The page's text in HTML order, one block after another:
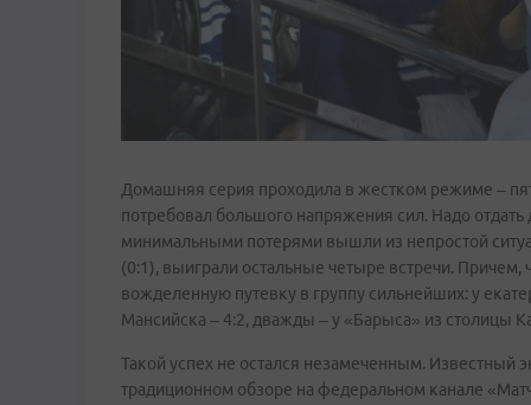
Домашняя серия проходила в жестком режиме –
потребовал большого напряжения сил. Надо
минимальными потерями вышли из непростой
(0:1), выиграли остальные четыре встречи.
вожделенную путевку в группу сильнейших: у
Мансийска – 4:2, дважды – у «Барыса» из столицы
Такой успех не остался незамеченным. Известный
традиционном обзоре на федеральном канале